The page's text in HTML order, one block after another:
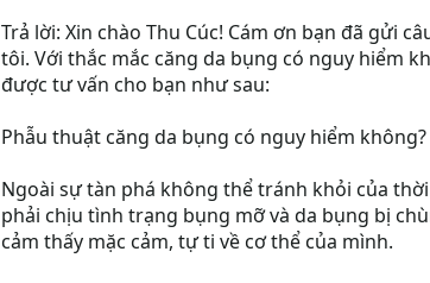
Trả lời: Xin chào Thu Cúc! Cám ơn bạn đã gửi
tôi. Với thắc mắc căng da bụng có nguy hiểm
được tư vấn cho bạn như sau:
Phẫu thuật căng da bụng có nguy hiểm không?
Ngoài sự tàn phá không thể tránh khỏi của
phải chịu tình trạng bụng mỡ và da bụng bị
cảm thấy mặc cảm, tự ti về cơ thể của mình.